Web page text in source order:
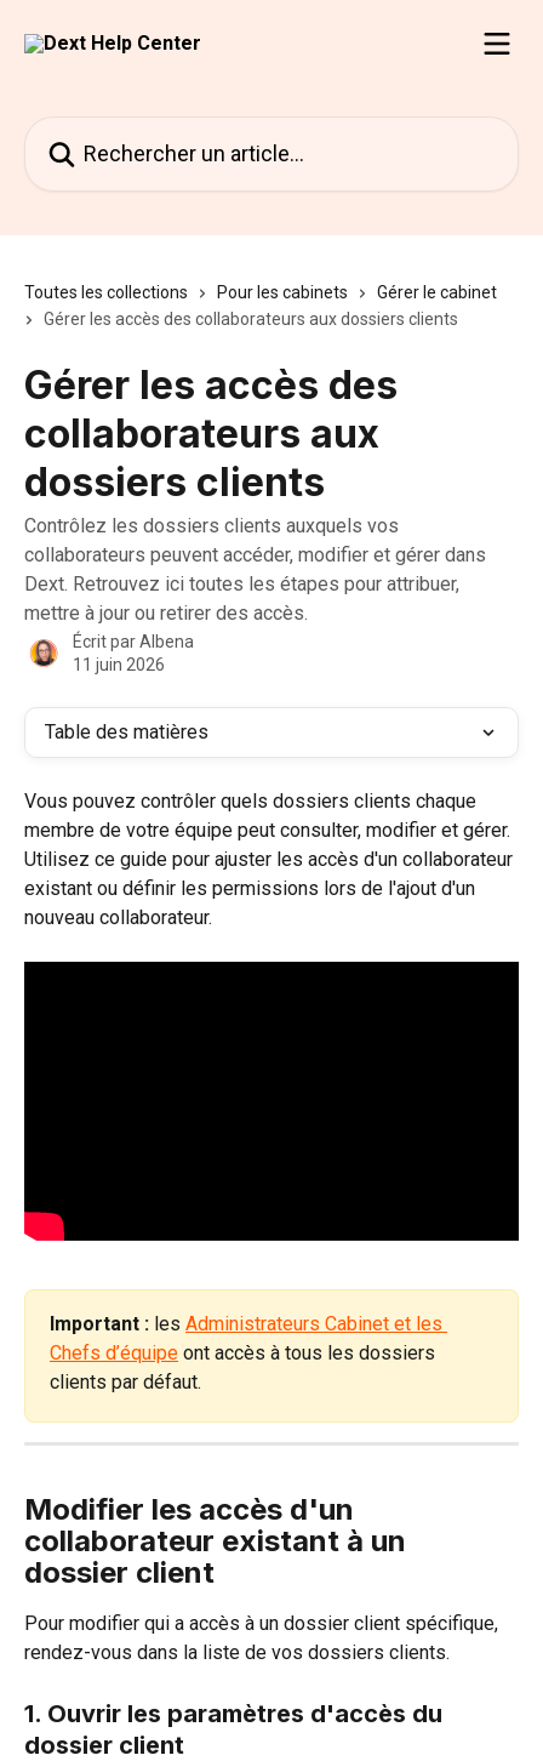
Toutes les collections Pour les cabinets
Gérer le cabinet
Gérer les accès des collaborateurs aux dossiers clients
Gérer les accès des
collaborateurs aux
dossiers clients
Contrôlez les dossiers clients auxquels vos
collaborateurs peuvent accéder, modifier et gérer dans
Dext. Retrouvez ici toutes les étapes pour attribuer,
mettre à jour ou retirer des accès.
Écrit parAlbena
11 juin 2026
Table des matières
Vous pouvez contrôler quels dossiers clients chaque
membre de votre équipe peut consulter, modifier et gérer.
Utilisez ce guide pour ajuster les accès d'un collaborateur
existant ou définir les permissions lors de l'ajout d'un
nouveau collaborateur.
Important : les Administrateurs Cabinet et les
Chefs d’équipe ont accès à tous les dossiers
clients par défaut.
Modifier les accès d'un
collaborateur existant à un
dossier client
Pour modifier qui a accès à un dossier client spécifique,
rendez-vous dans la liste de vos dossiers clients.
1. Ouvrir les paramètres d'accès du
dossier client